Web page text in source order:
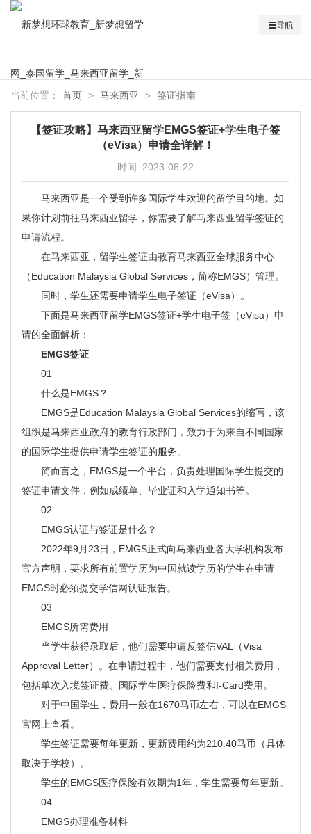
导航
当前位置： 首页 > 马来西亚 > 签证指南
【签证攻略】马来西亚留学EMGS签证+学生电子签
（eVisa）申请全详解！
时间: 2023-08-22
马来西亚是一个受到许多国际学生欢迎的留学目的地。如
果你计划前往马来西亚留学，你需要了解马来西亚留学签证的
申请流程。
在马来西亚，留学生签证由教育马来西亚全球服务中心
（Education Malaysia Global Services，简称EMGS）管理。
同时，学生还需要申请学生电子签证（eVisa）。
下面是马来西亚留学EMGS签证+学生电子签（eVisa）申
请的全面解析：
EMGS签证
01
什么是EMGS？
EMGS是Education Malaysia Global Services的缩写，该
组织是马来西亚政府的教育行政部门，致力于为来自不同国家
的国际学生提供申请学生签证的服务。
简而言之，EMGS是一个平台，负责处理国际学生提交的
签证申请文件，例如成绩单、毕业证和入学通知书等。
02
EMGS认证与签证是什么？
2022年9月23日，EMGS正式向马来西亚各大学机构发布
官方声明，要求所有前置学历为中国就读学历的学生在申请
EMGS时必须提交学信网认证报告。
03
EMGS所需费用
当学生获得录取后，他们需要申请反签信VAL（Visa
Approval Letter）。在申请过程中，他们需要支付相关费用，
包括单次入境签证费、国际学生医疗保险费和I-Card费用。
对于中国学生，费用一般在1670马币左右，可以在EMGS
官网上查看。
学生签证需要每年更新，更新费用约为210.40马币（具体
取决于学校）。
学生的EMGS医疗保险有效期为1年，学生需要每年更新。
04
EMGS办理准备材料